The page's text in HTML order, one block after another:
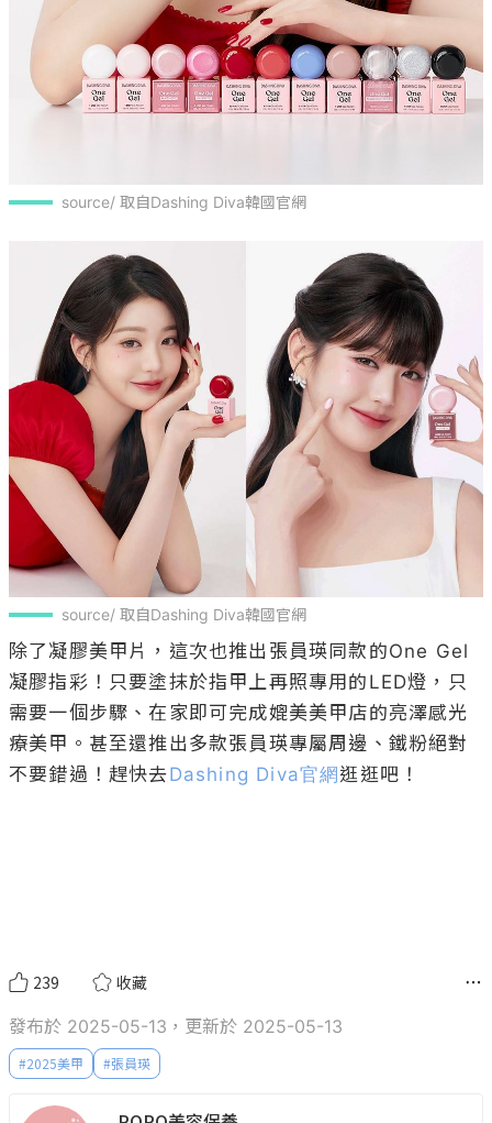
source/ 取自Dashing Diva韓國官網
source/ 取自Dashing Diva韓國官網
除了凝膠美甲片，這次也推出張員瑛同款的One Gel
凝膠指彩！只要塗抹於指甲上再照專用的LED燈，只
需要一個步驟、在家即可完成媲美美甲店的亮澤感光
療美甲。甚至還推出多款張員瑛專屬周邊、鐵粉絕對
不要錯過！趕快去Dashing Diva官網 逛逛吧！
239 收藏
發布於 2025-05-13，更新於 2025-05-13
#2025美甲 #張員瑛